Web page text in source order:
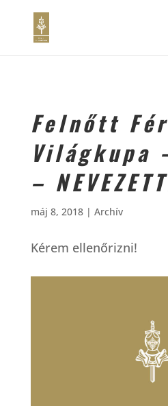
Felnőtt
Világkupa
–
máj 8, 2018| Archív
Kérem ellenőrizni!